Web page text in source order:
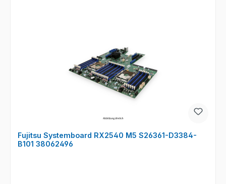
Fujitsu Systemboard RX2540 M5 S26361-D3384-
B101 38062496